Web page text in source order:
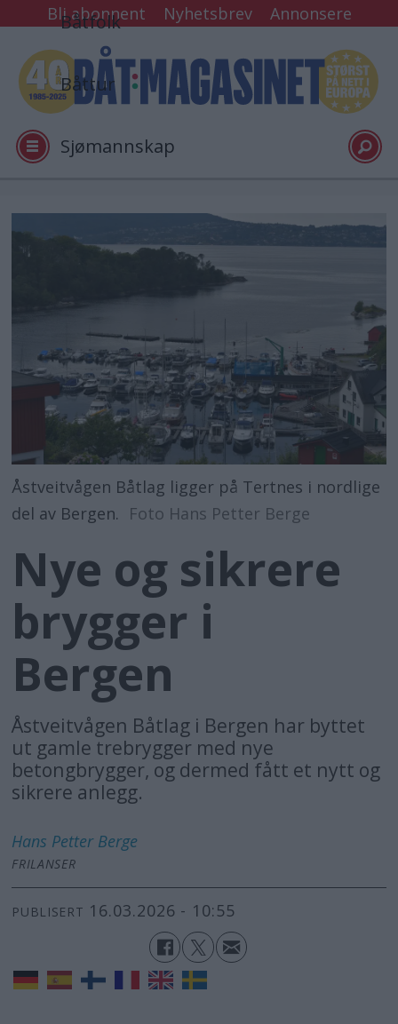
Bli abonnent Nyhetsbrev Annonsere
Båtfolk
Båttur
Sjømannskap
Tester
Video
Logg inn
Åstveitvågen Båtlag ligger på Tertnes i nordlige
del av Bergen.
Foto Hans Petter Berge
Nye og sikrere
brygger i
Bergen
Åstveitvågen Båtlag i Bergen har byttet
ut gamle trebrygger med nye
betongbrygger, og dermed fått et nytt og
sikrere anlegg.
Hans Petter Berge
FRILANSER
PUBLISERT 16.03.2026 - 10:55